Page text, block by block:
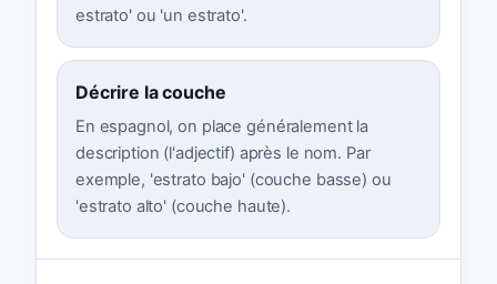
estrato' ou 'un estrato'.
Décrire la couche
En espagnol, on place généralement la
description (l'adjectif) après le nom. Par
exemple, 'estrato bajo' (couche basse) ou
'estrato alto' (couche haute).